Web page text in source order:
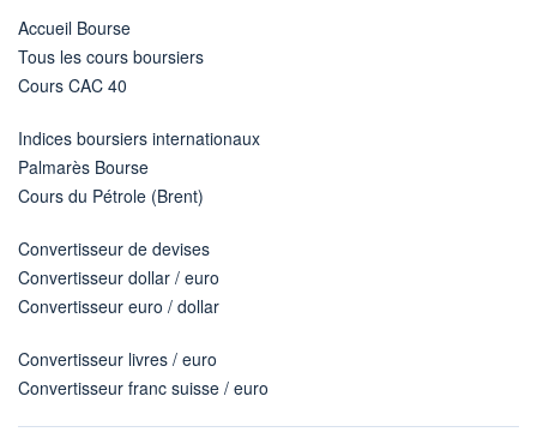
Accueil Bourse
Tous les cours boursiers
Cours CAC 40
Indices boursiers internationaux
Palmarès Bourse
Cours du Pétrole (Brent)
Convertisseur de devises
Convertisseur dollar / euro
Convertisseur euro / dollar
Convertisseur livres / euro
Convertisseur franc suisse / euro